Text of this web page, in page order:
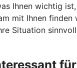
Ihnen wichtig
mit Ihnen finden
Situation